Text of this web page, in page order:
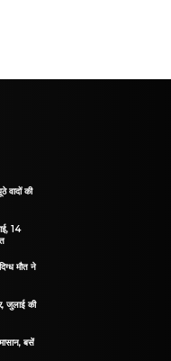
वादों की
14
मौत ने
जुलाई की
बसें